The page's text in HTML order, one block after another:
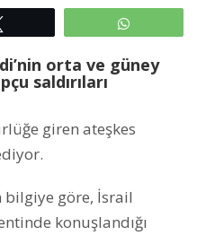
orta ve güney
saldırıları
giren ateşkes
bilgiye göre, İsrail
konuşlandığı